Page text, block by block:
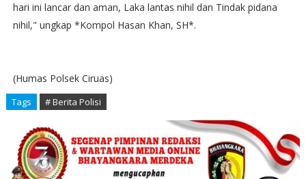
hari ini lancar dan aman, Laka lantas nihil dan Tindak pidana
nihil," ungkap *Kompol Hasan Khan, SH*.
(Humas Polsek Ciruas)
Tags # Berita Polisi